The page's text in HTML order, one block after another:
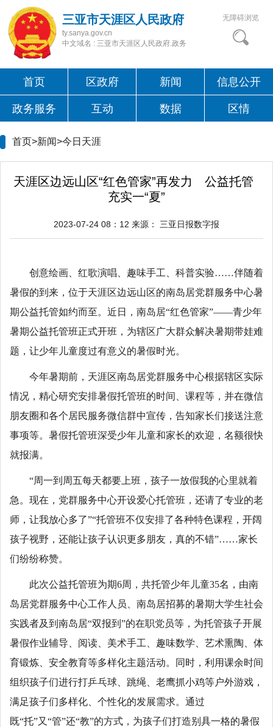
三亚市天涯区人民政府
ty.sanya.gov.cn
中文域名 : 三亚市天涯区人民政府.政务
无障碍浏览
首页 区政府 新闻 信息公开
政务服务 互动 数据 区情
首页>新闻>今日天涯
天涯区边远山区“红色管家”再发力 公益托管
充实一“夏”
2023-07-24 08：12 来源： 三亚日报数字报
创意绘画、红歌演唱、趣味手工、科普实验……伴随着
暑假的到来，位于天涯区边远山区的南岛居党群服务中心暑
期公益托管如约而至。近日，南岛居“红色管家”——青少年
暑期公益托管班正式开班，为辖区广大群众解决暑期带娃难
题，让少年儿童度过有意义的暑假时光。
今年暑期前，天涯区南岛居党群服务中心根据辖区实际
情况，精心研究安排暑假托管班的时间、课程等，并在微信
朋友圈和各个居民服务微信群中宣传，告知家长们接送注意
事项等。暑假托管班深受少年儿童和家长的欢迎，名额很快
就报满。
“周一到周五每天都要上班，孩子一放假我的心里就着
急。现在，党群服务中心开设爱心托管班，还请了专业的老
师，让我放心多了”“托管班不仅安排了各种特色课程，开阔
孩子视野，还能让孩子认识更多朋友，真的不错”……家长
们纷纷称赞。
此次公益托管班为期6周，共托管少年儿童35名，由南
岛居党群服务中心工作人员、南岛居招募的暑期大学生社会
实践者及到南岛居“双报到”的在职党员等，为托管孩子开展
暑假作业辅导、阅读、美术手工、趣味数学、艺术熏陶、体
育锻炼、安全教育等多样化主题活动。同时，利用课余时间
组织孩子们进行打乒乓球、跳绳、老鹰抓小鸡等户外游戏，
满足孩子们多样化、个性化的发展需求。通过
既“托”又“管”还“教”的方式，为孩子们打造别具一格的暑假